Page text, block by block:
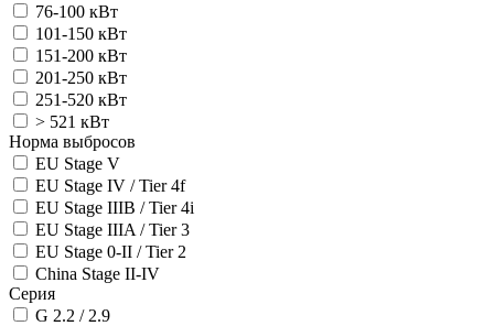
76-100 кВт
101-150 кВт
151-200 кВт
201-250 кВт
251-520 кВт
> 521 кВт
Норма выбросов
EU Stage V
EU Stage IV / Tier 4f
EU Stage IIIB / Tier 4i
EU Stage IIIA / Tier 3
EU Stage 0-II / Tier 2
China Stage II-IV
Серия
G 2.2 / 2.9